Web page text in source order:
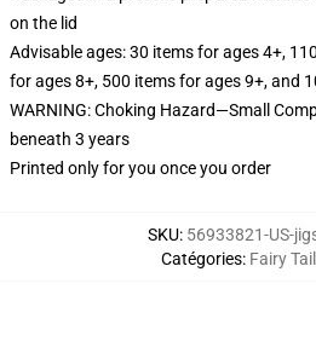
on the lid
Advisable ages: 30 items for ages 4+,
for ages 8+, 500 items for ages 9+, and
WARNING: Choking Hazard—Small
beneath 3 years
Printed only for you once you order
SKU: 56933821-US-
Catégories: Fairy